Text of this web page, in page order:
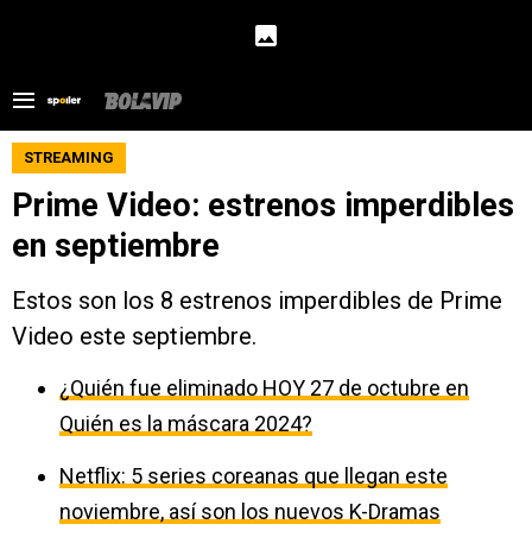
STREAMING
Prime Video: estrenos imperdibles
en septiembre
Estos son los 8 estrenos imperdibles de Prime
Video este septiembre.
¿Quién fue eliminado HOY 27 de octubre en
Quién es la máscara 2024?
Netflix: 5 series coreanas que llegan este
noviembre, así son los nuevos K-Dramas